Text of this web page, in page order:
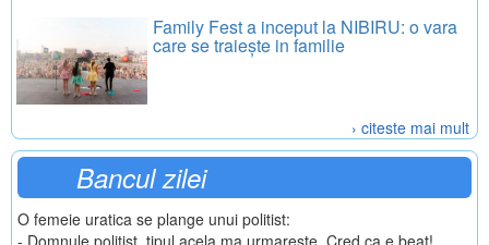
Family Fest a inceput la NIBIRU: o vara
care se traiește in familie
› citeste mai mult
Bancul zilei
O femeie uratica se plange unui politist:
- Domnule politist, tipul acela ma urmareste. Cred ca e beat!